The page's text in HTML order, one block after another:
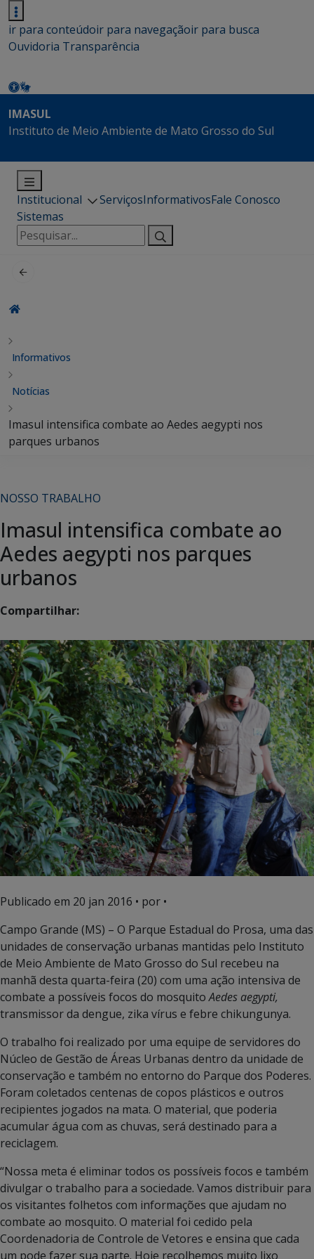
ir para conteúdoir para navegaçãoir para busca
Ouvidoria Transparência
IMASUL
Instituto de Meio Ambiente de Mato Grosso do Sul
Institucional ServiçosInformativosFale Conosco
Sistemas
Pesquisar
por:
Informativos
Notícias
Imasul intensifica combate ao Aedes aegypti nos
parques urbanos
NOSSO TRABALHO
Imasul intensifica combate ao
Aedes aegypti nos parques
urbanos
Compartilhar:
Publicado em 20 jan 2016 • por •
Campo Grande (MS) – O Parque Estadual do Prosa, uma das
unidades de conservação urbanas mantidas pelo Instituto
de Meio Ambiente de Mato Grosso do Sul recebeu na
manhã desta quarta-feira (20) com uma ação intensiva de
combate a possíveis focos do mosquitoAedes aegypti,
transmissor da dengue, zika vírus e febre chikungunya.
O trabalho foi realizado por uma equipe de servidores do
Núcleo de Gestão de Áreas Urbanas dentro da unidade de
conservação e também no entorno do Parque dos Poderes.
Foram coletados centenas de copos plásticos e outros
recipientes jogados na mata. O material, que poderia
acumular água com as chuvas, será destinado para a
reciclagem.
“Nossa meta é eliminar todos os possíveis focos e também
divulgar o trabalho para a sociedade. Vamos distribuir para
os visitantes folhetos com informações que ajudam no
combate ao mosquito. O material foi cedido pela
Coordenadoria de Controle de Vetores e ensina que cada
um pode fazer sua parte. Hoje recolhemos muito lixo